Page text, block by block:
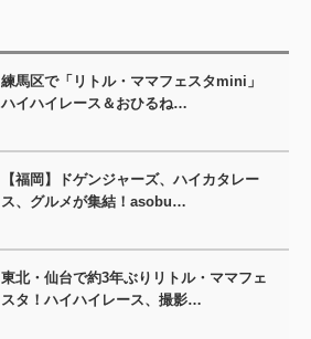
練馬区で「リトル・ママフェスタmini」
ハイハイレース＆おひるね…
【福岡】ドゲンジャーズ、ハイカタレー
ス、グルメが集結！asobu…
東北・仙台で約3年ぶりリトル・ママフェ
スタ！ハイハイレース、撮影…